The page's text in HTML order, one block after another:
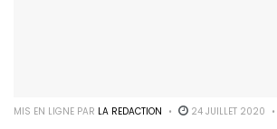
MIS EN LIGNE PAR LA REDACTION 24 JUILLET 2020